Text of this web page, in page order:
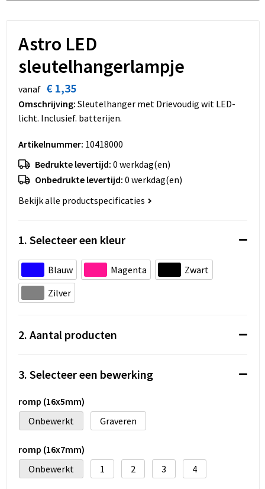
Kledingaccessoires
Schorten en Sloven
Gilets
Restauranttextiel
Hoofdbescherming
Gehoorbescherming
Gereedschap
Ademhalingsbescherming
Snoepgoed
Spellen voor binnen en buiten
Sport
Veiligheid, Auto en Fiets
Vrije tijd en Strand
Promotietassen
Boodschappentassen
Reistassen
Schoudertassen
Toilettassen
Koffers en Trolleys
Sporttassen
Schoenentassen
Koeltassen en Koelboxen
Accessoires voor tassen
Laptop hoezen en tassen
Matrozentassen
Astro LED
sleutelhangerlampje
vanaf € 1,35
Omschrijving: Sleutelhanger met Drievoudig wit LED-
licht. Inclusief. batterijen.
Artikelnummer: 10418000
Bedrukte levertijd: 0 werkdag(en)
Onbedrukte levertijd: 0 werkdag(en)
Bekijk alle productspecificaties
1. Selecteer een kleur
Blauw Magenta
Zwart
Zilver
2. Aantal producten
3. Selecteer een bewerking
romp (16x5mm)
Onbewerkt
Graveren
romp (16x7mm)
Onbewerkt
1 2 3 4